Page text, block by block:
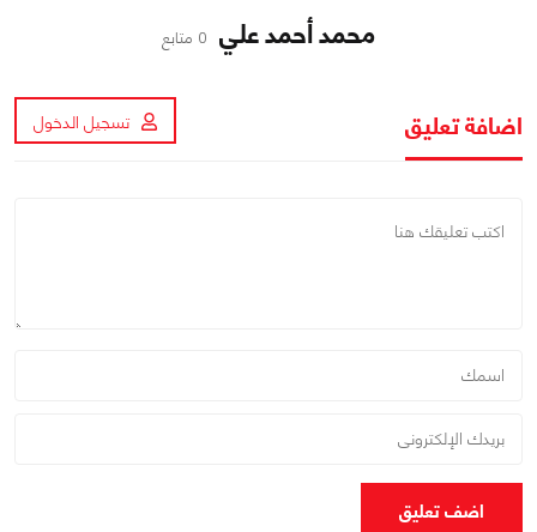
محمد أحمد علي 0 متابع
اضافة تعليق تسجيل الدخول
اضف تعليق